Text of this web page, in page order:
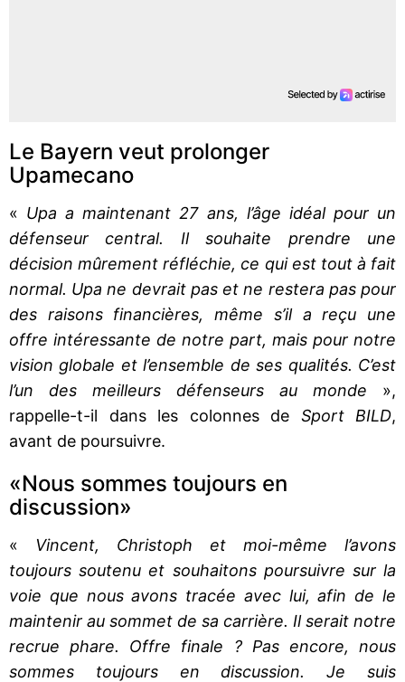
Le Bayern veut prolonger
Upamecano
« Upa a maintenant 27 ans, l’âge idéal pour un
défenseur central. Il souhaite prendre une
décision mûrement réfléchie, ce qui est tout à fait
normal. Upa ne devrait pas et ne restera pas pour
des raisons financières, même s’il a reçu une
offre intéressante de notre part, mais pour notre
vision globale et l’ensemble de ses qualités. C’est
l’un des meilleurs défenseurs au monde »,
rappelle-t-il dans les colonnes de Sport BILD,
avant de poursuivre.
«Nous sommes toujours en
discussion»
« Vincent, Christoph et moi-même l’avons
toujours soutenu et souhaitons poursuivre sur la
voie que nous avons tracée avec lui, afin de le
maintenir au sommet de sa carrière. Il serait notre
recrue phare. Offre finale ? Pas encore, nous
sommes toujours en discussion. Je suis